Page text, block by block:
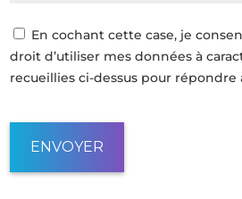
En cochant cette case, je
droit d’utiliser mes données à
recueillies ci-dessus pour répondre